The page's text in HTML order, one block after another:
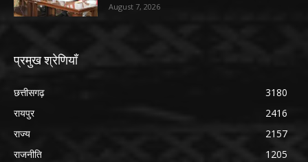
August 7, 2026
प्रमुख श्रेणियाँ
छत्तीसगढ़
3180
रायपुर
2416
राज्य
2157
राजनीति
1205